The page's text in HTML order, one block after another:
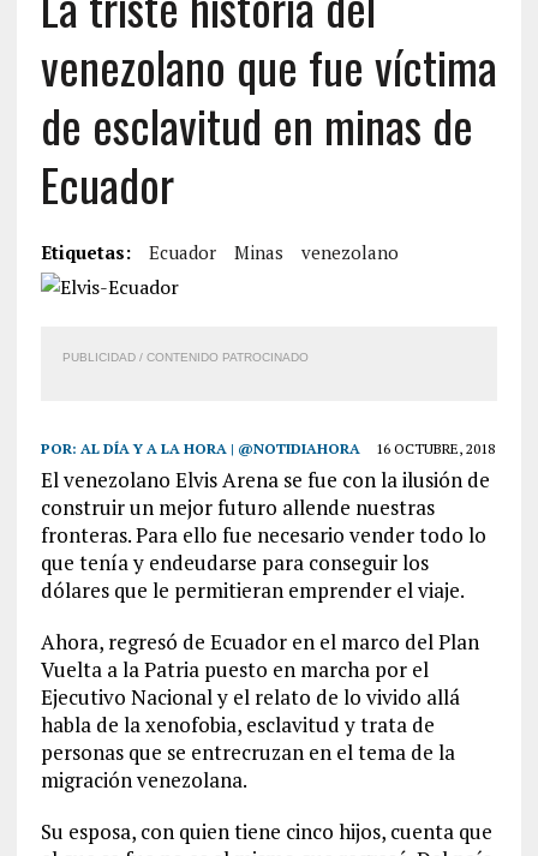
venezolano que fue víctima
de esclavitud en minas de
Ecuador
Etiquetas: Ecuador Minas venezolano
PUBLICIDAD / CONTENIDO PATROCINADO
POR: AL DÍA Y A LA HORA | @NOTIDIAHORA 16 OCTUBRE, 2018
El venezolano Elvis Arena se fue con la ilusión de
construir un mejor futuro allende nuestras
fronteras. Para ello fue necesario vender todo lo
que tenía y endeudarse para conseguir los
dólares que le permitieran emprender el viaje.
Ahora, regresó de Ecuador en el marco del Plan
Vuelta a la Patria puesto en marcha por el
Ejecutivo Nacional y el relato de lo vivido allá
habla de la xenofobia, esclavitud y trata de
personas que se entrecruzan en el tema de la
migración venezolana.
Su esposa, con quien tiene cinco hijos, cuenta que